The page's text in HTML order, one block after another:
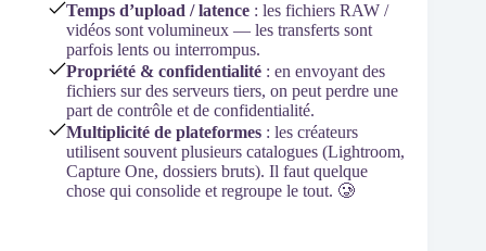
Temps d’upload / latence : les fichiers RAW /
vidéos sont volumineux — les transferts sont
parfois lents ou interrompus.
Propriété & confidentialité : en envoyant des
fichiers sur des serveurs tiers, on peut perdre une
part de contrôle et de confidentialité.
Multiplicité de plateformes : les créateurs
utilisent souvent plusieurs catalogues (Lightroom,
Capture One, dossiers bruts). Il faut quelque
chose qui consolide et regroupe le tout. 🥲